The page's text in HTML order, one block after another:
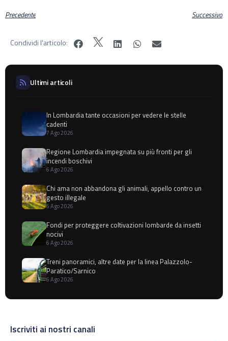
Precedente Successivo
Condividi l'articolo:
Ultimi articoli
In Lombardia tante occasioni per vedere le stelle
cadenti
7 Ago 2026
Regione Lombardia impegnata su più fronti per gli
incendi boschivi
6 Ago 2026
Chi ama non abbandona gli animali, appello contro un
gesto illegale
6 Ago 2026
Fondi per proteggere coltivazioni lombarde da insetti
nocivi
6 Ago 2026
Treni panoramici, altre date per la linea Palazzolo-
Paratico/Sarnico
6 Ago 2026
Iscriviti ai nostri canali